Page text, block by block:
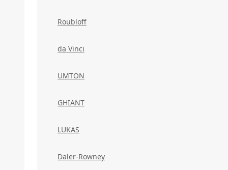
Roubloff
da Vinci
UMTON
GHIANT
LUKAS
Daler-Rowney